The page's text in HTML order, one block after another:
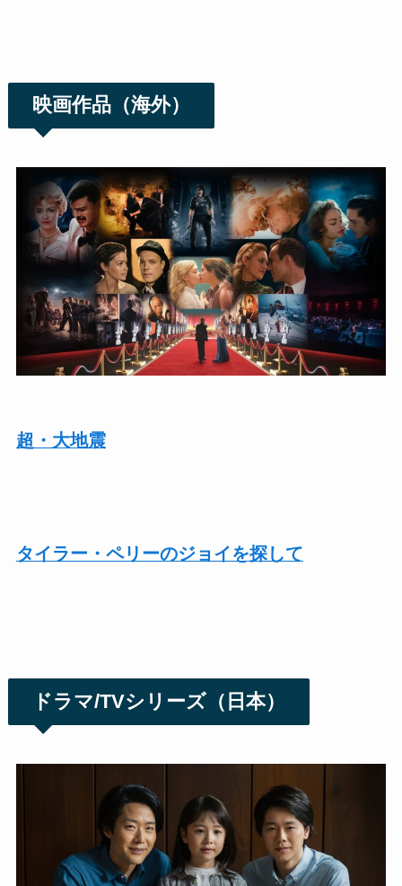
映画作品（海外）
超・大地震
タイラー・ペリーのジョイを探して
ドラマ/TVシリーズ（日本）